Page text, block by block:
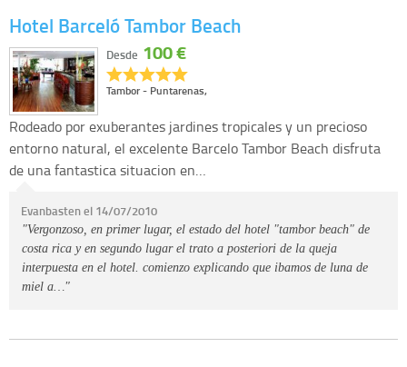
Hotel Barceló Tambor Beach
Tambor - Puntarenas,
Desde 100 €
Rodeado por exuberantes jardines tropicales y un precioso
entorno natural, el excelente Barcelo Tambor Beach disfruta
de una fantastica situacion en…
Evanbasten el 14/07/2010
"Vergonzoso, en primer lugar, el estado del hotel "tambor beach" de
costa rica y en segundo lugar el trato a posteriori de la queja
interpuesta en el hotel. comienzo explicando que ibamos de luna de
miel a…"